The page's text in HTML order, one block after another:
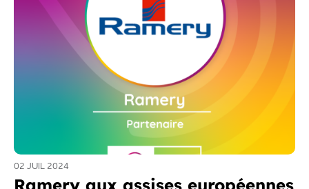
02 JUIL 2024
Ramery aux assises européennes